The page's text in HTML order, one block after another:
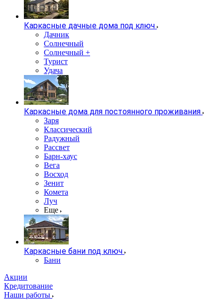
Каркасные дачные дома под ключ
Дачник
Солнечный
Солнечный +
Турист
Удача
Каркасные дома для постоянного проживания
Заря
Классический
Радужный
Рассвет
Барн-хаус
Вега
Восход
Зенит
Комета
Луч
Еще
Каркасные бани под ключ
Бани
Акции
Кредитование
Наши работы